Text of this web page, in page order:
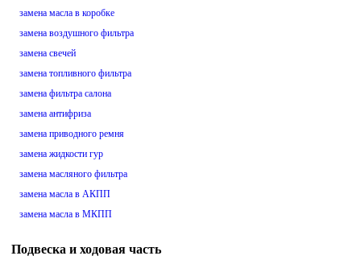
замена масла в коробке
замена воздушного фильтра
замена свечей
замена топливного фильтра
замена фильтра салона
замена антифриза
замена приводного ремня
замена жидкости гур
замена масляного фильтра
замена масла в АКПП
замена масла в МКПП
Подвеска и ходовая часть